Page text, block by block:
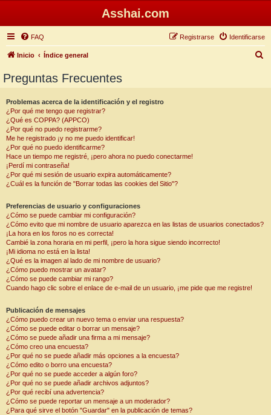
Asshai.com
FAQ Identificarse
Registrarse
Inicio Índice general
Preguntas Frecuentes
Problemas acerca de la identificación y el registro
¿Por qué me tengo que registrar?
¿Qué es COPPA? (APPCO)
¿Por qué no puedo registrarme?
Me he registrado ¡y no me puedo identificar!
¿Por qué no puedo identificarme?
Hace un tiempo me registré, ¡pero ahora no puedo conectarme!
¡Perdí mi contraseña!
¿Por qué mi sesión de usuario expira automáticamente?
¿Cuál es la función de "Borrar todas las cookies del Sitio"?
Preferencias de usuario y configuraciones
¿Cómo se puede cambiar mi configuración?
¿Cómo evito que mi nombre de usuario aparezca en las listas de usuarios conectados?
¡La hora en los foros no es correcta!
Cambié la zona horaria en mi perfil, ¡pero la hora sigue siendo incorrecto!
¡Mi idioma no está en la lista!
¿Qué es la imagen al lado de mi nombre de usuario?
¿Cómo puedo mostrar un avatar?
¿Cómo se puede cambiar mi rango?
Cuando hago clic sobre el enlace de e-mail de un usuario, ¡me pide que me registre!
Publicación de mensajes
¿Cómo puedo crear un nuevo tema o enviar una respuesta?
¿Cómo se puede editar o borrar un mensaje?
¿Cómo se puede añadir una firma a mi mensaje?
¿Cómo creo una encuesta?
¿Por qué no se puede añadir más opciones a la encuesta?
¿Cómo edito o borro una encuesta?
¿Por qué no se puede acceder a algún foro?
¿Por qué no se puede añadir archivos adjuntos?
¿Por qué recibí una advertencia?
¿Cómo se puede reportar un mensaje a un moderador?
¿Para qué sirve el botón "Guardar" en la publicación de temas?